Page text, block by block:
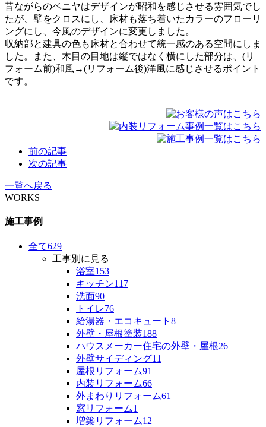
昔ながらのベニヤはデザインが昭和を感じさせる雰囲気でし
たが、壁をクロスにし、床材も落ち着いたカラーのフローリ
ングにし、今風のデザインに変更しました。
収納部と建具の色も床材と合わせて統一感のある空間にしま
した。また、木目の目地は縦ではなく横にした部分は、(リ
フォーム前)和風→(リフォーム後)洋風に感じさせるポイント
です。
前の記事
次の記事
一覧へ戻る
WORKS
施工事例
全て629
工事別に見る
浴室153
キッチン117
洗面90
トイレ76
給湯器・エコキュート 8
外壁・屋根塗装188
ハウスメーカー住宅の外壁・屋根26
外壁サイディング11
屋根リフォーム91
内装リフォーム66
外まわりリフォーム61
窓リフォーム1
増築リフォーム12